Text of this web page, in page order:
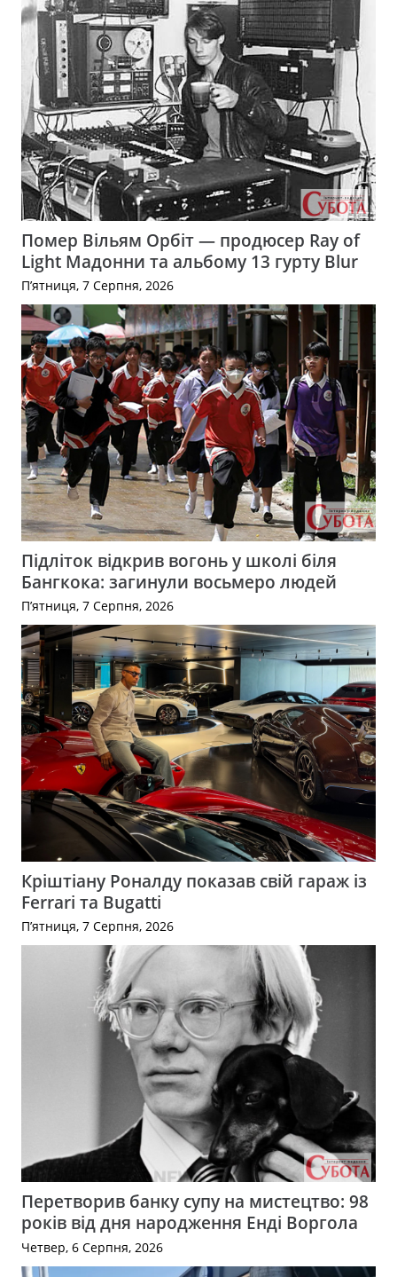
Помер Вільям Орбіт — продюсер Ray of
Light Мадонни та альбому 13 гурту Blur
П’ятниця, 7 Серпня, 2026
Підліток відкрив вогонь у школі біля
Бангкока: загинули восьмеро людей
П’ятниця, 7 Серпня, 2026
Кріштіану Роналду показав свій гараж із
Ferrari та Bugatti
П’ятниця, 7 Серпня, 2026
Перетворив банку супу на мистецтво: 98
років від дня народження Енді Воргола
Четвер, 6 Серпня, 2026